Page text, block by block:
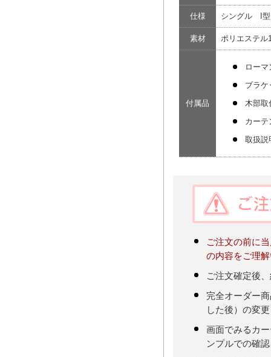
仕様 シングル I型
素材 ポリエステル
付属品
ロー
ブラケ
木部取
カーテ
取扱説
ご注文の前に
の内容をご理
ご注文確定後
完全オーダー
した後）の変
画面でみるカ
ンプルでの確